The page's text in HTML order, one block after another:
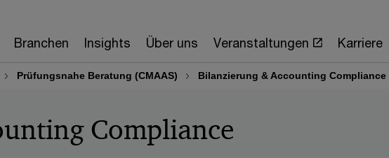
Branchen Insights Über uns Veranstaltungen Karriere
Prüfungsnahe Beratung (CMAAS) Bilanzierung & Accounting Compliance
Compliance